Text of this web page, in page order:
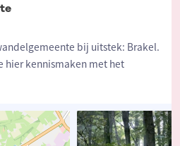
bij uitstek: Brakel.
hier kennismaken met het